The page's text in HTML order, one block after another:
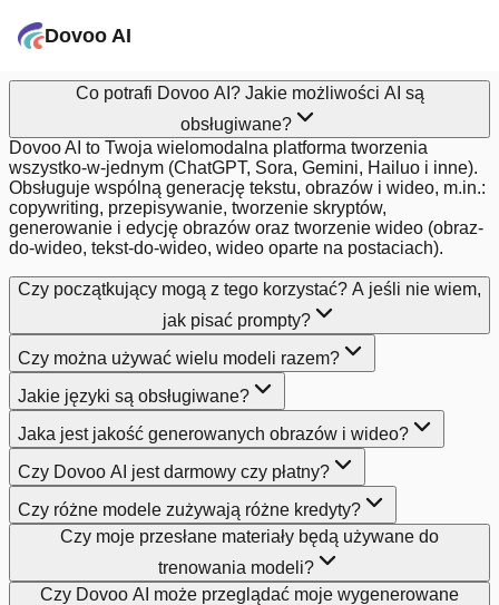
Dovoo AI
Co potrafi Dovoo AI? Jakie możliwości AI są
obsługiwane?
Dovoo AI to Twoja wielomodalna platforma tworzenia
wszystko-w-jednym (ChatGPT, Sora, Gemini, Hailuo i inne).
Obsługuje wspólną generację tekstu, obrazów i wideo, m.in.:
copywriting, przepisywanie, tworzenie skryptów,
generowanie i edycję obrazów oraz tworzenie wideo (obraz-
do-wideo, tekst-do-wideo, wideo oparte na postaciach).
Czy początkujący mogą z tego korzystać? A jeśli nie wiem,
jak pisać prompty?
Czy można używać wielu modeli razem?
Jakie języki są obsługiwane?
Jaka jest jakość generowanych obrazów i wideo?
Czy Dovoo AI jest darmowy czy płatny?
Czy różne modele zużywają różne kredyty?
Czy moje przesłane materiały będą używane do
trenowania modeli?
Czy Dovoo AI może przeglądać moje wygenerowane